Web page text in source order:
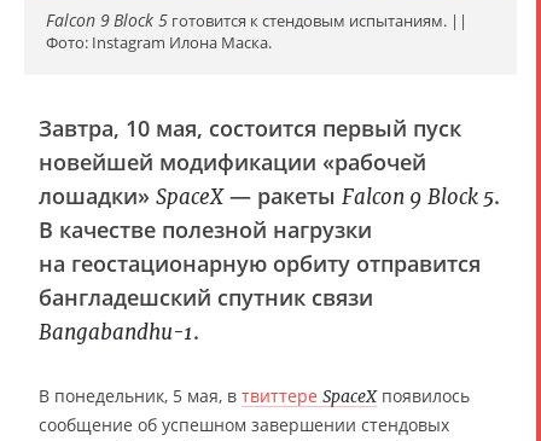
Falcon 9Block 5 готовится к стендовым испытаниям. ||
Фото: Instagram Илона Маска.
Завтра, 10 мая, состоится первый пуск
новейшей модификации «рабочей
лошадки» SpaceX— ракеты Falcon 9 Block 5.
В качестве полезной нагрузки
на геостационарную орбиту отправится
бангладешский спутник связи
Bangabandhu-1.
В понедельник, 5 мая, в твиттере SpaceXпоявилось
сообщение об успешном завершении стендовых